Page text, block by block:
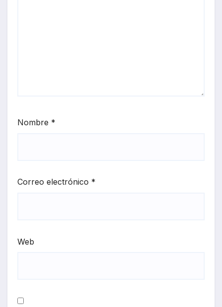
Nombre *
Correo electrónico *
Web